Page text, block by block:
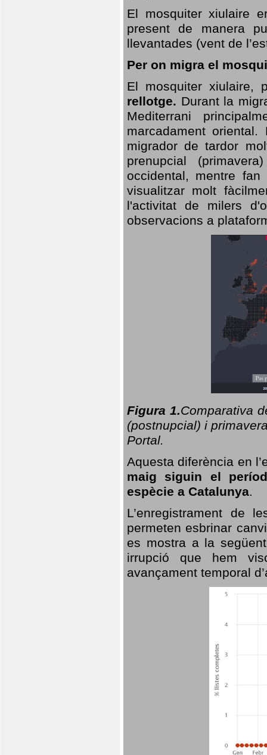
El mosquiter xiulaire
present de manera
llevantades (vent de
Per on migra el
El mosquiter xiulaire,
rellotge. Durant la
Mediterrani
marcadament
migrador de tardor
prenupcial
occidental, mentre
visualitzar molt
l'activitat de milers
observacions a
Figura 1.Comparativa
(postnupcial) i
Portal.
Aquesta diferència en
maig siguin el
espècie a Catalunya.
L’enregistrament de
permeten esbrinar
es mostra a la
irrupció que hem
avançament temporal